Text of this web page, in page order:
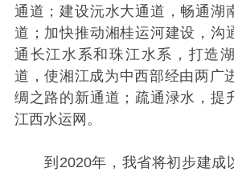
通道；建设沅水大通道，畅通湖
道；加快推动湘桂运河建设，沟
通长江水系和珠江水系，打造
道，使湘江成为中西部经由两广
绸之路的新通道；疏通渌水，提
江西水运网。
到2020年，我省将初步建成